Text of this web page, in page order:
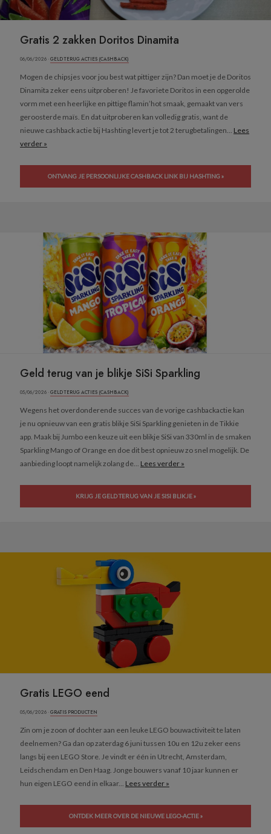
Gratis 2 zakken Doritos Dinamita
06/06/2026 ·GELD TERUG ACTIES (CASHBACK)
Mogen de chipsjes voor jou best wat pittiger zijn? Dan moet je de Doritos
Dinamita zeker eens uitproberen! Je favoriete Doritos in een opgerolde
vorm met een heerlijke en pittige flamin’hot smaak, gemaakt van vers
geroosterde maïs. En dat uitproberen kan volledig gratis, want de
nieuwe cashback actie bij Hashting levert je tot 2 terugbetalingen... Lees
verder »
ONTVANG JE PERSOONLIJKE CASHBACK LINK BIJ HASHTING »
Geld terug van je blikje SiSi Sparkling
05/06/2026 ·GELD TERUG ACTIES (CASHBACK)
Wegens het overdonderende succes van de vorige cashbackactie kan
je nu opnieuw van een gratis blikje SiSi Sparkling genieten in de Tikkie
app. Maak bij Jumbo een keuze uit een blikje SiSi van 330ml in de smaken
Sparkling Mango of Orange en doe dit best opnieuw zo snel mogelijk. De
aanbieding loopt namelijk zolang de... Lees verder »
KRIJG JE GELD TERUG VAN JE SISI BLIKJE »
Gratis LEGO eend
05/06/2026 ·GRATIS PRODUCTEN
Zin om je zoon of dochter aan een leuke LEGO bouwactiviteit te laten
deelnemen? Ga dan op zaterdag 6 juni tussen 10u en 12u zeker eens
langs bij een LEGO Store. Je vindt er één in Utrecht, Amsterdam,
Leidschendam en Den Haag. Jonge bouwers vanaf 10 jaar kunnen er
hun eigen LEGO eend in elkaar... Lees verder »
ONTDEK MEER OVER DE NIEUWE LEGO-ACTIE »